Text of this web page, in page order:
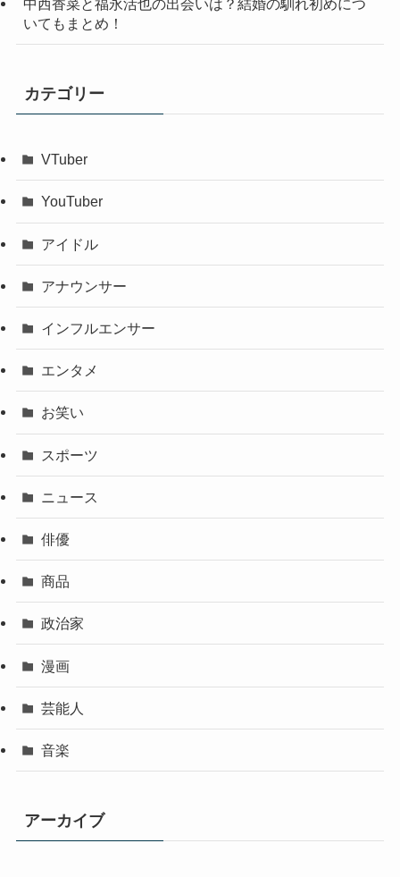
中西香菜と福永活也の出会いは？結婚の馴れ初めにつ
いてもまとめ！
カテゴリー
VTuber
YouTuber
アイドル
アナウンサー
インフルエンサー
エンタメ
お笑い
スポーツ
ニュース
俳優
商品
政治家
漫画
芸能人
音楽
アーカイブ